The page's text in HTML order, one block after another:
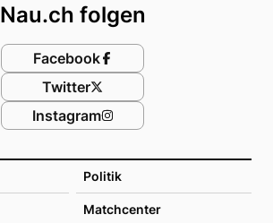
Politik
Matchcenter
Nau.ch folgen
Facebook
Twitter
Instagram